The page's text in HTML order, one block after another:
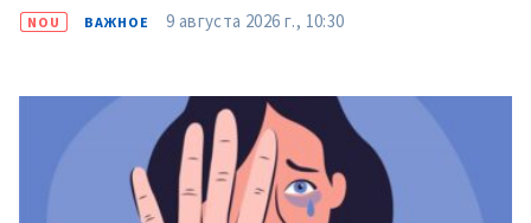
NOU ВАЖНОЕ 9 августа 2026 г., 10:30